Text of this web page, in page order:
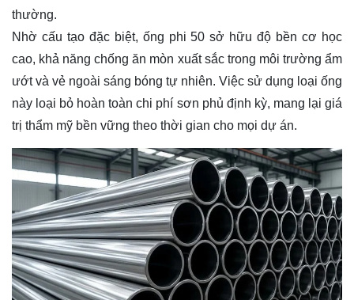
thường.
Nhờ cấu tạo đặc biệt, ống phi 50 sở hữu độ bền cơ học
cao, khả năng chống ăn mòn xuất sắc trong môi trường ẩm
ướt và vẻ ngoài sáng bóng tự nhiên. Việc sử dụng loại ống
này loại bỏ hoàn toàn chi phí sơn phủ định kỳ, mang lại giá
trị thẩm mỹ bền vững theo thời gian cho mọi dự án.